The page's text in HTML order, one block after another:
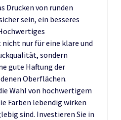
Drucken von runden
sein, ein besseres
nur für eine klare und
sondern
gute Haftung der
Oberflächen.
Wahl von hochwertigem
Farben lebendig wirken
sind. Investieren Sie in